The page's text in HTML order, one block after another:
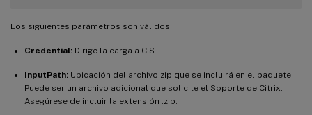
Los siguientes parámetros son válidos:
Credential: Dirige la carga a CIS.
InputPath: Ubicación del archivo zip que se incluirá en el paquete.
Puede ser un archivo adicional que solicite el Soporte de Citrix.
Asegúrese de incluir la extensión .zip.